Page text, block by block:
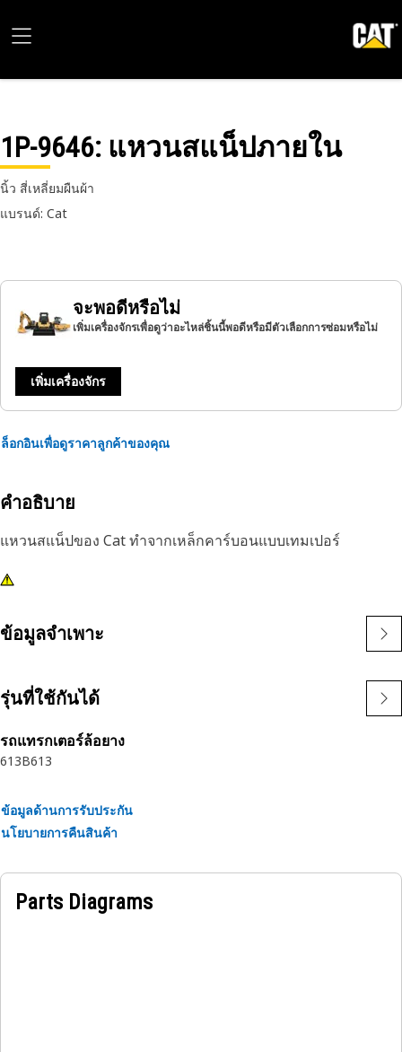
1P-9646: แหวนสแน็ปภายใน
นิ้ว สี่เหลี่ยมผืนผ้า
แบรนด์: Cat
จะพอดีหรือไม่
เพิ่มเครื่องจักรเพื่อดูว่าอะไหล่ชิ้นนี้พอดีหรือมีตัวเลือกการซ่อมหรือไม่
เพิ่มเครื่องจักร
ล็อกอินเพื่อดูราคาลูกค้าของคุณ
คำอธิบาย
แหวนสแน็ปของ Cat ทำจากเหล็กคาร์บอนแบบเทมเปอร์
ข้อมูลจำเพาะ
รุ่นที่ใช้กันได้
รถแทรกเตอร์ล้อยาง
613B613
ข้อมูลด้านการรับประกัน
นโยบายการคืนสินค้า
Parts Diagrams